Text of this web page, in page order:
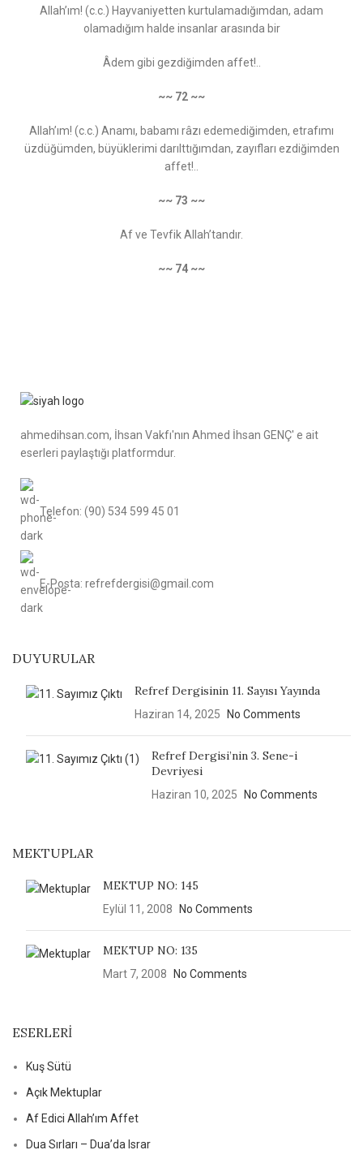
Allah’ım! (c.c.) Hayvaniyetten kurtulamadığımdan, adam
olamadığım halde insanlar arasında bir
Âdem gibi gezdiğimden affet!..
~~ 72 ~~
Allah’ım! (c.c.) Anamı, babamı râzı edemediğimden, etrafımı
üzdüğümden, büyüklerimi darılttığımdan, zayıfları ezdiğimden
affet!..
~~ 73 ~~
Af ve Tevfik Allah’tandır.
~~ 74 ~~
ahmedihsan.com, İhsan Vakfı'nın Ahmed İhsan GENÇ' e ait
eserleri paylaştığı platformdur.
Telefon: (90) 534 599 45 01
E-Posta: refrefdergisi@gmail.com
DUYURULAR
Refref Dergisinin 11. Sayısı Yayında
Haziran 14, 2025 No Comments
Refref Dergisi’nin 3. Sene-i
Devriyesi
Haziran 10, 2025 No Comments
MEKTUPLAR
MEKTUP NO: 145
Eylül 11, 2008 No Comments
MEKTUP NO: 135
Mart 7, 2008 No Comments
ESERLERI
Kuş Sütü
Açık Mektuplar
Af Edici Allah’ım Affet
Dua Sırları – Dua’da Israr